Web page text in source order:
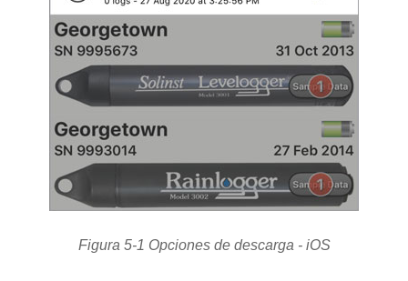
Figura 5-1 Opciones de descarga - iOS